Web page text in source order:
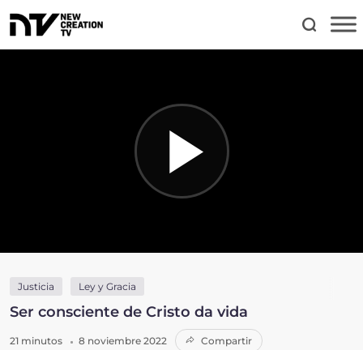
Justicia Ley y Gracia
Ser consciente de Cristo da vida
21 minutos 8 noviembre 2022 Compartir